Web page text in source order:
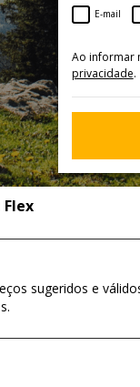
E-mail
Ao informar
privacidade.
sugeridos e